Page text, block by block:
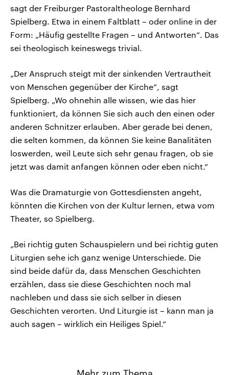
sagt der Freiburger Pastoraltheologe Bernhard
Spielberg. Etwa in einem Faltblatt – oder online in der
Form: „Häufig gestellte Fragen – und Antworten“. Das
sei theologisch keineswegs trivial.
„Der Anspruch steigt mit der sinkenden Vertrautheit
von Menschen gegenüber der Kirche“, sagt
Spielberg. „Wo ohnehin alle wissen, wie das hier
funktioniert, da können Sie sich auch den einen oder
anderen Schnitzer erlauben. Aber gerade bei denen,
die selten kommen, da können Sie keine Banalitäten
loswerden, weil Leute sich sehr genau fragen, ob sie
jetzt was damit anfangen können oder eben nicht.“
Was die Dramaturgie von Gottesdiensten angeht,
könnten die Kirchen von der Kultur lernen, etwa vom
Theater, so Spielberg.
„Bei richtig guten Schauspielern und bei richtig guten
Liturgien sehe ich ganz wenige Unterschiede. Die
sind beide dafür da, dass Menschen Geschichten
erzählen, dass sie diese Geschichten noch mal
nachleben und dass sie sich selber in diesen
Geschichten verorten. Und Liturgie ist – kann man ja
auch sagen – wirklich ein Heiliges Spiel.“